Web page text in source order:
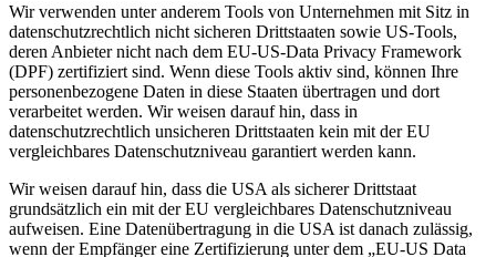
Wir verwenden unter anderem Tools von Unternehmen mit Sitz in
datenschutzrechtlich nicht sicheren Drittstaaten sowie US-Tools,
deren Anbieter nicht nach dem EU-US-Data Privacy Framework
(DPF) zertifiziert sind. Wenn diese Tools aktiv sind, können Ihre
personenbezogene Daten in diese Staaten übertragen und dort
verarbeitet werden. Wir weisen darauf hin, dass in
datenschutzrechtlich unsicheren Drittstaaten kein mit der EU
vergleichbares Datenschutzniveau garantiert werden kann.
Wir weisen darauf hin, dass die USA als sicherer Drittstaat
grundsätzlich ein mit der EU vergleichbares Datenschutzniveau
aufweisen. Eine Datenübertragung in die USA ist danach zulässig,
wenn der Empfänger eine Zertifizierung unter dem „EU-US Data